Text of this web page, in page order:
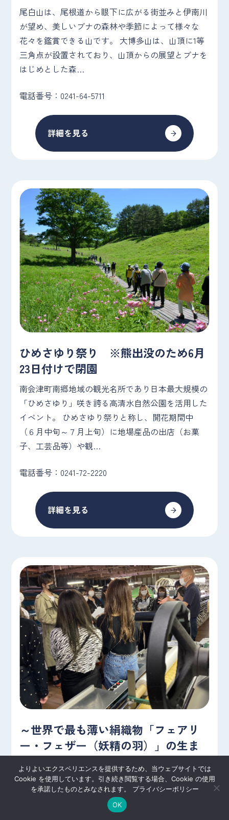
尾白山は、尾根道から眼下に広がる街並みと伊南川
が望め、美しいブナの森林や季節によって様々な
花々を鑑賞できる山です。 大博多山は、山頂に1等
三角点が設置されており、山頂からの展望とブナを
はじめとした森…
電話番号：0241-64-5711
詳細を見る
ひめさゆり祭り ※熊出没のため6月
23日付けで閉園
南会津町南郷地域の観光名所であり日本最大規模の
「ひめさゆり」咲き誇る高清水自然公園を活用した
イベント。 ひめさゆり祭りと称し、開花期間中
（６月中旬～７月上旬）に地場産品の出店（お菓
子、工芸品等）や観…
電話番号：0241-72-2220
詳細を見る
～世界で最も薄い絹織物「フェアリ
ー・フェザー（妖精の羽）」の生ま
れる場所を訪ねる～ 伝統の技を受け
継ぎ、進化し続ける 川俣シルク工場
見学
川俣町は1400年の歴史を誇る日本有数の絹織物産地
よりよいエクスペリエンスを提供するため、当ウェブサイトでは
Cookie を使用しています。引き続き閲覧する場合、Cookie の使用
を承諾したものとみなされます。 プライバシーポリシー
OK